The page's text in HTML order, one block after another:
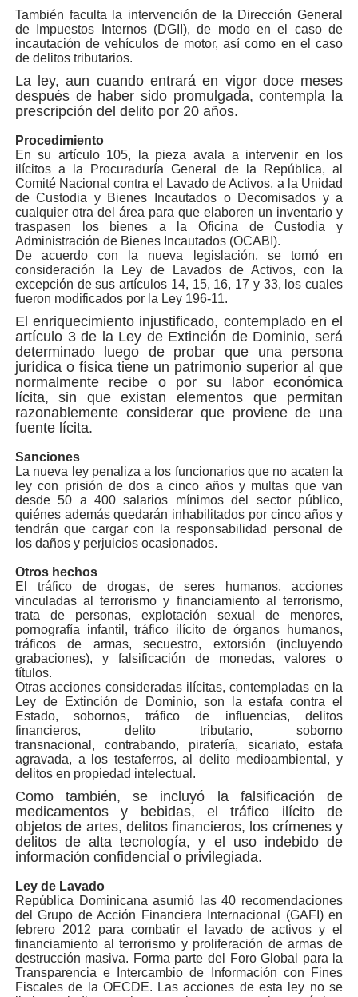
También faculta la intervención de la Dirección General
de Impuestos Internos (DGII), de modo en el caso de
incautación de vehículos de motor, así como en el caso
de delitos tributarios.
La ley, aun cuando entrará en vigor doce meses
después de haber sido promulgada, contempla la
prescripción del delito por 20 años.
Procedimiento
En su artículo 105, la pieza avala a intervenir en los
ilícitos a la Procuraduría General de la República, al
Comité Nacional contra el Lavado de Activos, a la Unidad
de Custodia y Bienes Incautados o Decomisados y a
cualquier otra del área para que elaboren un inventario y
traspasen los bienes a la Oficina de Custodia y
Administración de Bienes Incautados (OCABI).
De acuerdo con la nueva legislación, se tomó en
consideración la Ley de Lavados de Activos, con la
excepción de sus artículos 14, 15, 16, 17 y 33, los cuales
fueron modificados por la Ley 196-11.
El enriquecimiento injustificado, contemplado en el
artículo 3 de la Ley de Extinción de Dominio, será
determinado luego de probar que una persona
jurídica o física tiene un patrimonio superior al que
normalmente recibe o por su labor económica
lícita, sin que existan elementos que permitan
razonablemente considerar que proviene de una
fuente lícita.
Sanciones
La nueva ley penaliza a los funcionarios que no acaten la
ley con prisión de dos a cinco años y multas que van
desde 50 a 400 salarios mínimos del sector público,
quiénes además quedarán inhabilitados por cinco años y
tendrán que cargar con la responsabilidad personal de
los daños y perjuicios ocasionados.
Otros hechos
El tráfico de drogas, de seres humanos, acciones
vinculadas al terrorismo y financiamiento al terrorismo,
trata de personas, explotación sexual de menores,
pornografía infantil, tráfico ilícito de órganos humanos,
tráficos de armas, secuestro, extorsión (incluyendo
grabaciones), y falsificación de monedas, valores o
títulos.
Otras acciones consideradas ilícitas, contempladas en la
Ley de Extinción de Dominio, son la estafa contra el
Estado, sobornos, tráfico de influencias, delitos
financieros, delito tributario, soborno
transnacional, contrabando, piratería, sicariato, estafa
agravada, a los testaferros, al delito medioambiental, y
delitos en propiedad intelectual.
Como también, se incluyó la falsificación de
medicamentos y bebidas, el tráfico ilícito de
objetos de artes, delitos financieros, los crímenes y
delitos de alta tecnología, y el uso indebido de
información confidencial o privilegiada.
Ley de Lavado
República Dominicana asumió las 40 recomendaciones
del Grupo de Acción Financiera Internacional (GAFI) en
febrero 2012 para combatir el lavado de activos y el
financiamiento al terrorismo y proliferación de armas de
destrucción masiva. Forma parte del Foro Global para la
Transparencia e Intercambio de Información con Fines
Fiscales de la OECDE. Las acciones de esta ley no se